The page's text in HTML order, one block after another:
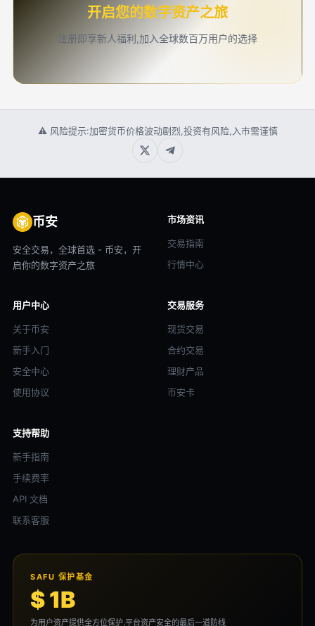
开启您的数字资产之旅
注册即享新人福利,加入全球数百万用户的选择
⚠ 风险提示:加密货币价格波动剧烈,投资有风险,入市需谨慎
币安
安全交易，全球首选 - 币安，开
启你的数字资产之旅
市场资讯
交易指南
行情中心
用户中心
关于币安
新手入门
安全中心
使用协议
交易服务
现货交易
合约交易
理财产品
币安卡
支持帮助
新手指南
手续费率
API 文档
联系客服
SAFU 保护基金
$ 1B
为用户资产提供全方位保护,平台资产安全的最后一道防线